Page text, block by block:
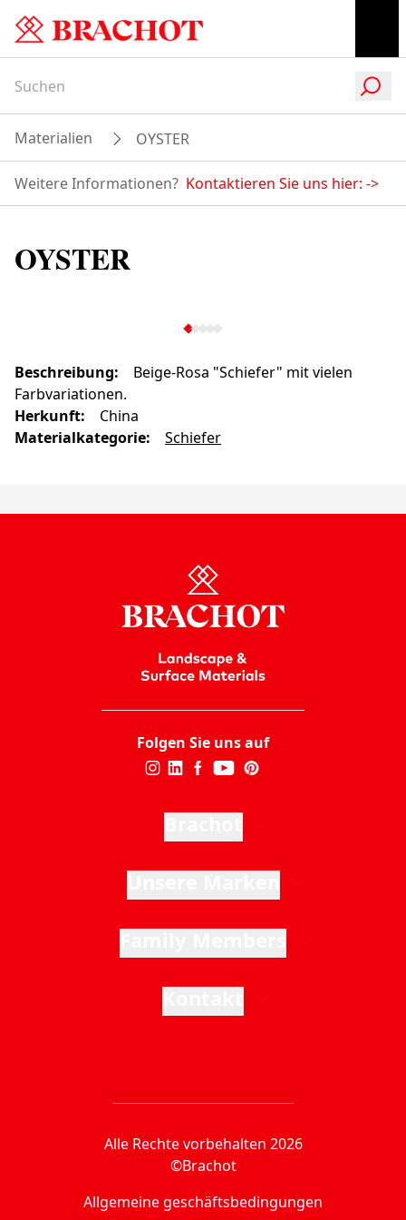
Materialien OYSTER
Weitere Informationen? Kontaktieren Sie uns hier: ->
OYSTER
Beschreibung:
Beige-Rosa "Schiefer" mit vielen
Farbvariationen.
Herkunft:
China
Materialkategorie: Schiefer
Folgen Sie uns auf
Alle Rechte vorbehalten 2026
©Brachot
Allgemeine geschäftsbedingungen